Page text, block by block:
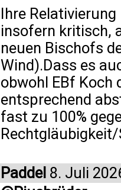
Ihre
insofern kritisch,
neuen Bischofs
Wind).Dass es
obwohl EBf Koch
entsprechend
fast zu 100%
Paddel 8. Juli